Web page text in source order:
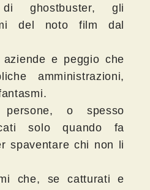
ghostbuster, gli
del noto film dal
e peggio che
amministrazioni,
persone, o spesso
solo quando fa
spaventare chi non li
che, se catturati e